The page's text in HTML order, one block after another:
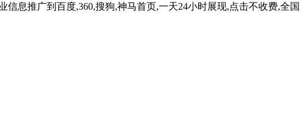
息推广到百度,360,搜狗,神马首页,一天24小时展现,点击不收费,全国